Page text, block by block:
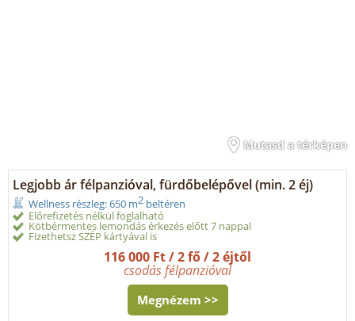
Mutasd a térképen
Legjobb ár félpanzióval, fürdőbelépővel (min. 2 éj)
Wellness részleg: 650 m2 beltéren
Előrefizetés nélkül foglalható
Kötbérmentes lemondás érkezés előtt 7 nappal
Fizethetsz SZÉP kártyával is
116 000 Ft / 2 fő / 2 éjtől
csodás félpanzióval
Megnézem >>